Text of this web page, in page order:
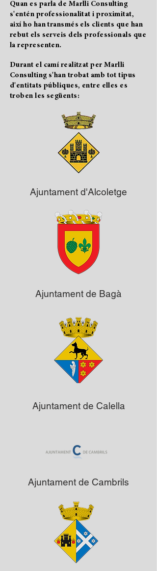
Quan es parla de Marlli Consulting
s'entén professionalitat i proximitat,
així ho han transmés els clients que han
rebut els serveis dels professionals que
la representen.
Durant el camí realitzat per Marlli
Consulting s'han trobat amb tot tipus
d'entitats públiques, entre elles es
troben les següents:
Ajuntament d'Alcoletge
Ajuntament de Bagà
Ajuntament de Calella
Ajuntament de Cambrils